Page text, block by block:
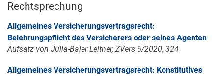
Rechtsprechung
Allgemeines Versicherungsvertragsrecht:
Belehrungspflicht des Versicherers oder seines Agenten
Aufsatz von Julia-Baier Leitner, ZVers 6/2020, 324
Allgemeines Versicherungsvertragsrecht: Konstitutives